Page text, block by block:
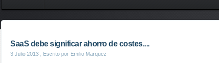
SaaS debe significar ahorro de costes....
3 Julio 2013 , Escrito por Emilio Marquez